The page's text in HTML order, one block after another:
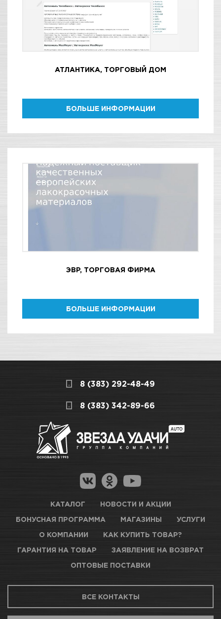
АТЛАНТИКА, ТОРГОВЫЙ ДОМ
БОЛЬШЕ ИНФОРМАЦИИ
ЭВР, ТОРГОВАЯ ФИРМА
БОЛЬШЕ ИНФОРМАЦИИ
8 (383) 292-48-49
8 (383) 342-89-66
КАТАЛОГ НОВОСТИ И АКЦИИ
БОНУСНАЯ ПРОГРАММА МАГАЗИНЫ УСЛУГИ
О КОМПАНИИ КАК КУПИТЬ ТОВАР?
ГАРАНТИЯ НА ТОВАР ЗАЯВЛЕНИЕ НА ВОЗВРАТ
ОПТОВЫЕ ПОСТАВКИ
ВСЕ КОНТАКТЫ